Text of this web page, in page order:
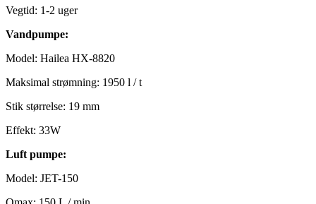
Vegtid: 1-2 uger
Vandpumpe:
Model: Hailea HX-8820
Maksimal strømning: 1950 l / t
Stik størrelse: 19 mm
Effekt: 33W
Luft pumpe:
Model: JET-150